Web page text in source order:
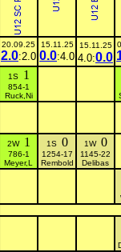
20.09.25
2.0:2.0
15.11.25
0.0:4.0
15.11.25
4.0:0.0
1S 1
854-1
Ruck,Ni
2W 1
786-1
Meyer,L
1S 0
1254-17
Rembold
1W 0
1145-22
Delibas